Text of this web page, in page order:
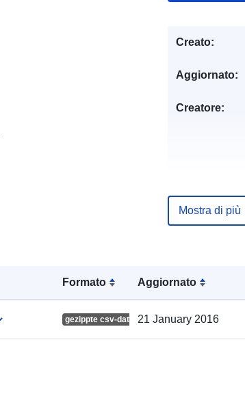
Formato Aggiornato
gezippte csv-dateien21 January 2016
Creato:
Aggiornato:
Creatore:
Pagina di
Registro del
catalogo:
Mostra di più